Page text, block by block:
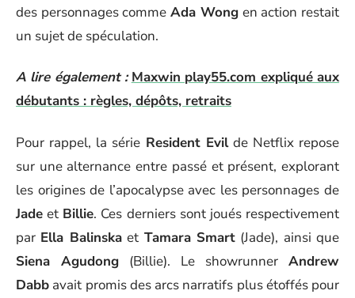
des personnages commeAda Wongen action restait
un sujet de spéculation.
A lire également : Maxwin play55.com expliqué aux
débutants : règles, dépôts, retraits
Pour rappel, la série Resident Evilde Netflix repose
sur une alternance entre passé et présent, explorant
les origines de l’apocalypse avec les personnages de
Jade et Billie. Ces derniers sont joués respectivement
par Ella Balinskaet Tamara Smart(Jade), ainsi que
Siena Agudong (Billie). Le showrunner Andrew
Dabb avait promis des arcs narratifs plus étoffés pour